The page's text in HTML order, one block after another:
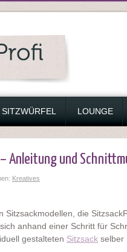
SITZWÜRFEL LOUNGE
Anleitung und
Kreatives
Sitzsackmodellen, die
anhand einer Schritt für
gestalteten Sitzsack selber